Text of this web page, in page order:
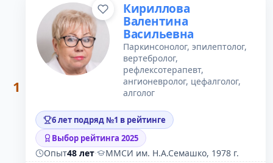
1
Кириллова
Валентина
Васильевна
Паркинсонолог, эпилептолог,
вертебролог,
рефлексотерапевт,
ангионевролог, цефалголог,
алголог
6 лет подряд №1 в рейтинге
Выбор рейтинга 2025
Опыт48 лет· ММСИ им. Н.А.Семашко, 1978 г.